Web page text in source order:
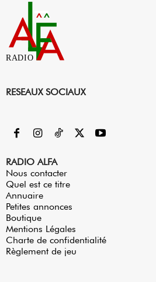
RADIO
RESEAUX SOCIAUX
RADIO ALFA
Nous contacter
Quel est ce titre
Annuaire
Petites annonces
Boutique
Mentions Légales
Charte de confidentialité
Règlement de jeu